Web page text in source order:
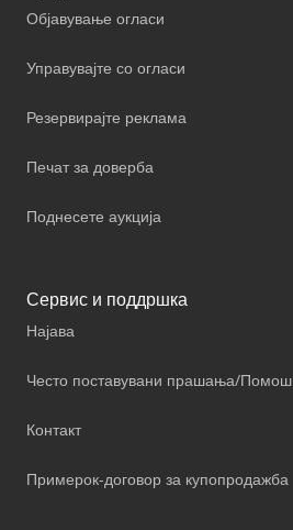
Објавување огласи
Управувајте со огласи
Резервирајте реклама
Печат за доверба
Поднесете аукција
Сервис и поддршка
Најава
Често поставувани прашања/Помош
Контакт
Примерок-договор за купопродажба